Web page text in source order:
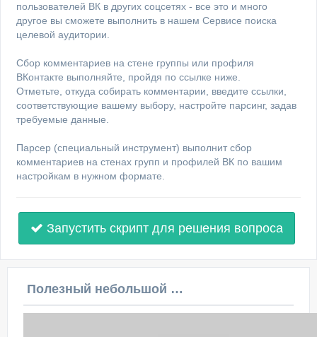
пользователей ВК в других соцсетях - все это и много
другое вы сможете выполнить в нашем Сервисе поиска
целевой аудитории.
Сбор комментариев на стене группы или профиля
ВКонтакте выполняйте, пройдя по ссылке ниже.
Отметьте, откуда собирать комментарии, введите ссылки,
соответствующие вашему выбору, настройте парсинг, задав
требуемые данные.
Парсер (специальный инструмент) выполнит сбор
комментариев на стенах групп и профилей ВК по вашим
настройкам в нужном формате.
Запустить скрипт для решения вопроса
Полезный небольшой видеоурок по этой теме